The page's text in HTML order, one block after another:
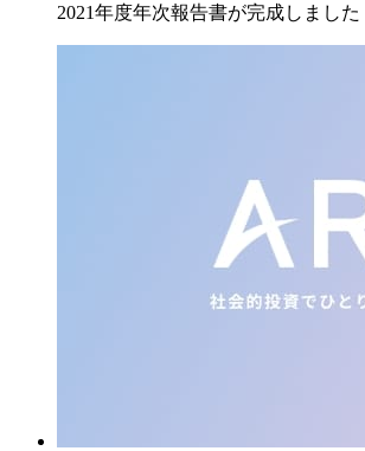
2021年度年次報告書が完成しました